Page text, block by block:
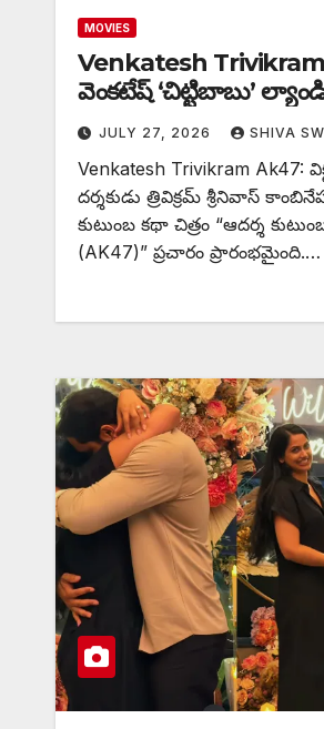
MOVIES
Venkatesh
వెంకటేష్ ‘చిట్టిబాబు’
JULY 27, 2026 SHIVA
Venkatesh Trivikram Ak47:
దర్శకుడు త్రివిక్రమ్ శ్రీనివాస్
కుటుంబ కథా చిత్రం “ఆదర్శ
(AK47)” ప్రచారం ప్రారంభమైంది.…